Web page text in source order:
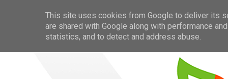
This site uses cookies from Google to deliver its
are shared with Google along with performance
statistics, and to detect and address abuse.